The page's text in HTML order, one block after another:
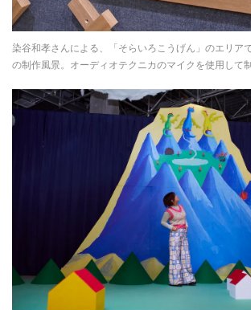
染谷和孝さんによる、「そらいろこうげん」のエリア
の制作風景。オーディオテクニカのマイクを使用して